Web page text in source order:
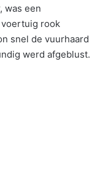
was een
voertuig rook
snel de vuurhaard
werd afgeblust.